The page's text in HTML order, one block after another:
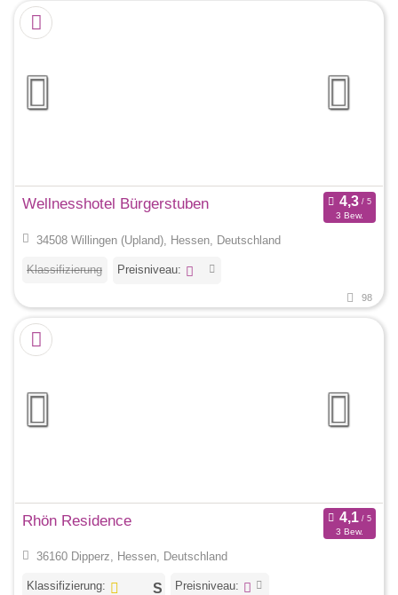
Wellnesshotel Bürgerstuben
3 Bew.
34508 Willingen (Upland), Hessen, Deutschland
Klassifizierung Preisniveau:
98
Rhön Residence
3 Bew.
36160 Dipperz, Hessen, Deutschland
Klassifizierung: Preisniveau: